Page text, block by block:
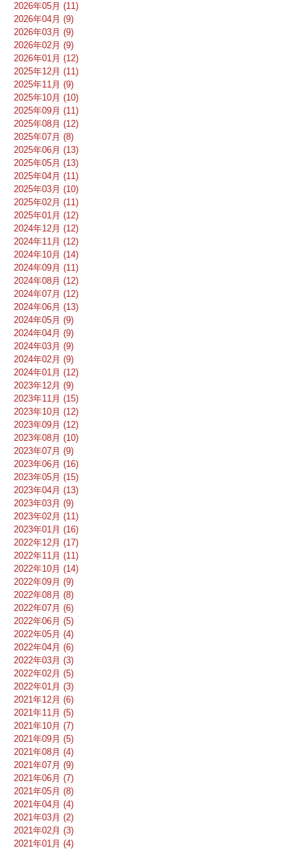
2026年05月 (11)
2026年04月 (9)
2026年03月 (9)
2026年02月 (9)
2026年01月 (12)
2025年12月 (11)
2025年11月 (9)
2025年10月 (10)
2025年09月 (11)
2025年08月 (12)
2025年07月 (8)
2025年06月 (13)
2025年05月 (13)
2025年04月 (11)
2025年03月 (10)
2025年02月 (11)
2025年01月 (12)
2024年12月 (12)
2024年11月 (12)
2024年10月 (14)
2024年09月 (11)
2024年08月 (12)
2024年07月 (12)
2024年06月 (13)
2024年05月 (9)
2024年04月 (9)
2024年03月 (9)
2024年02月 (9)
2024年01月 (12)
2023年12月 (9)
2023年11月 (15)
2023年10月 (12)
2023年09月 (12)
2023年08月 (10)
2023年07月 (9)
2023年06月 (16)
2023年05月 (15)
2023年04月 (13)
2023年03月 (9)
2023年02月 (11)
2023年01月 (16)
2022年12月 (17)
2022年11月 (11)
2022年10月 (14)
2022年09月 (9)
2022年08月 (8)
2022年07月 (6)
2022年06月 (5)
2022年05月 (4)
2022年04月 (6)
2022年03月 (3)
2022年02月 (5)
2022年01月 (3)
2021年12月 (6)
2021年11月 (5)
2021年10月 (7)
2021年09月 (5)
2021年08月 (4)
2021年07月 (9)
2021年06月 (7)
2021年05月 (8)
2021年04月 (4)
2021年03月 (2)
2021年02月 (3)
2021年01月 (4)